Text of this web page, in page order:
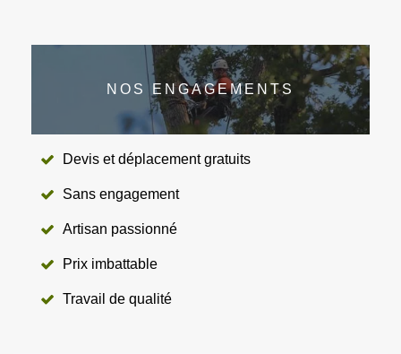
NOS ENGAGEMENTS
Devis et déplacement gratuits
Sans engagement
Artisan passionné
Prix imbattable
Travail de qualité